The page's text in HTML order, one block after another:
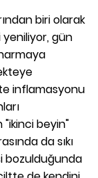
biri olarak
yeniliyor, gün
inflamasyonu
"ikinci beyin"
da sıkı
bozulduğunda